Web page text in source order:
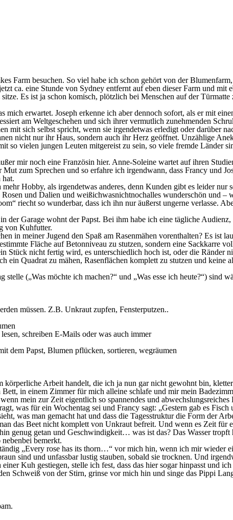
Farm besuchen. So viel habe ich schon gehört von der
ca. eine Stunde von Sydney entfernt auf eben dieser Farm und mit
Es ist ja schon komisch, plötzlich bei Menschen auf der
mich erwartet. Joseph erkenne ich aber dennoch sofort, als er mit
am Weltgeschehen und sich ihrer vermutlich zunehmenden
mit sich selbst spricht, wenn sie irgendetwas erledigt oder darüber
nicht nur ihr Haus, sondern auch ihr Herz geöffnet. Unzählige
so vielen jungen Leuten mitgereist zu sein, so viele fremde Länder
mir noch eine Französin hier. Anne-Soleine wartet auf ihren
zum Sprechen und so erfahre ich irgendwann, dass Francy und
hat.
Hobby, als irgendetwas anderes, denn Kunden gibt es leider nur
und Dalien und weißichwasnichtnochalles wunderschön und –
riecht so wunderbar, dass ich ihn nur äußerst ungerne verlasse.
Garage wohnt der Papst. Bei ihm habe ich eine tägliche
von Kuhfutter.
in meiner Jugend den Spaß am Rasenmähen vorenthalten? Es ist
Fläche auf Betonniveau zu stutzen, sondern eine Sackkarre
Stück nicht fertig wird, es unterschiedlich hoch ist, oder die Ränder
ein Quadrat zu mähen, Rasenflächen komplett zu stutzen und
(„Was möchte ich machen?“ und „Was esse ich heute?“) sind
müssen. Z.B. Unkraut zupfen, Fensterputzen..
schreiben E-Mails oder was auch immer
dem Papst, Blumen pflücken, sortieren, wegräumen
Arbeit handelt, die ich ja nun gar nicht gewohnt bin,
in einem Zimmer für mich alleine schlafe und mir mein
mein zur Zeit eigentlich so spannendes und
was für ein Wochentag sei und Francy sagt: „Gestern gab es
was man gemacht hat und dass die Tagesstruktur die Form der
das Beet nicht komplett von Unkraut befreit. Und wenn es Zeit für
genug getan und Geschwindigkeit… was ist das? Das Wasser
bemerkt.
„Every rose has its thorn…“ vor mich hin, wenn ich mir wieder
sind und unfassbar lustig stauben, sobald sie trocknen. Und
Kuh gestiegen, stelle ich fest, dass das hier sogar hinpasst und
Schweiß von der Stirn, grinse vor mich hin und singe das Pippi